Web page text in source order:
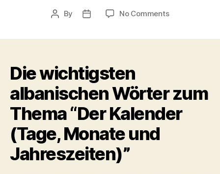
Post
By
Post
No Commentson
Die wichtigsten
albanischen Wörter zum
Thema “Der Kalender
(Tage, Monate und
Jahreszeiten)”